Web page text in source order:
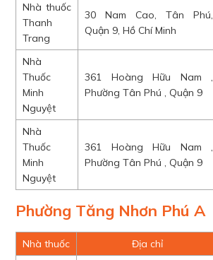
Nhà thuốc
Thanh
Trang
30 Nam Cao, Tân Phú,
Quận 9, Hồ Chí Minh
Nhà
Thuốc
Minh
Nguyệt
361 Hoàng Hữu Nam ,
Phường Tân Phú , Quận 9
Nhà
Thuốc
Minh
Nguyệt
361 Hoàng Hữu Nam ,
Phường Tân Phú , Quận 9
Phường Tăng Nhơn Phú A
Nhà thuốc Địa chỉ